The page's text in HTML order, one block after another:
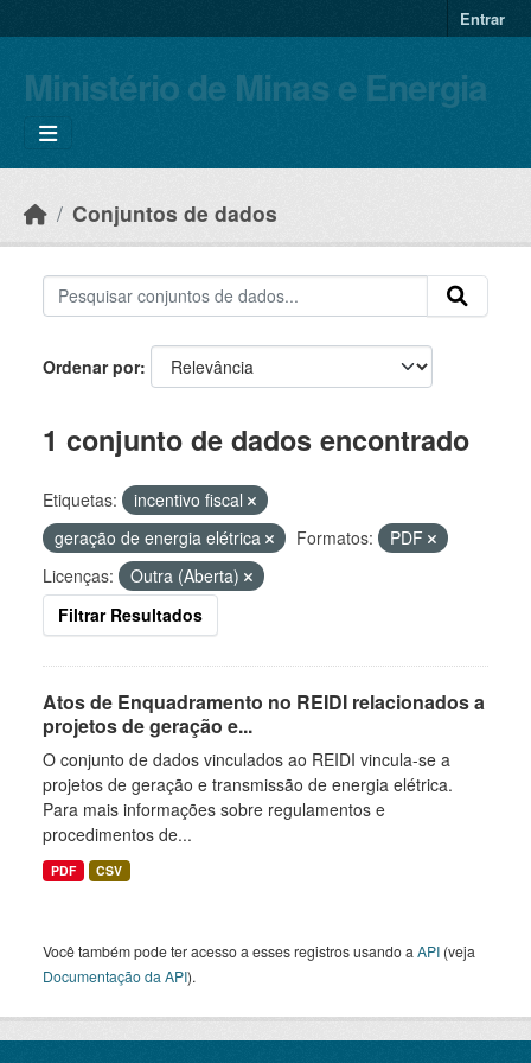
Entrar
Ministério de Minas e Energia
Conjuntos de dados
Ordenar por
1 conjunto de dados encontrado
Etiquetas:
incentivo fiscal
geração de energia elétrica
Formatos:
PDF
Licenças:
Outra (Aberta)
Filtrar Resultados
Atos de Enquadramento no REIDI relacionados a
projetos de geração e...
O conjunto de dados vinculados ao REIDI vincula-se a
projetos de geração e transmissão de energia elétrica.
Para mais informações sobre regulamentos e
procedimentos de...
PDF CSV
Você também pode ter acesso a esses registros usando a API (veja
Documentação da API).